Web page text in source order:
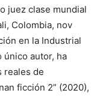
juez clase mundial
Colombia, nov
en la Industrial
único autor, ha
reales de
ficción 2” (2020),